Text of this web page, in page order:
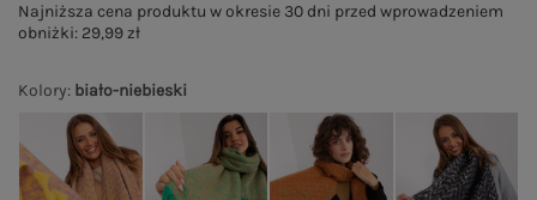
Kolory: biało-niebieski
Najniższa cena produktu w okresie 30 dni przed wprowadzeniem
obniżki: 29,99 zł